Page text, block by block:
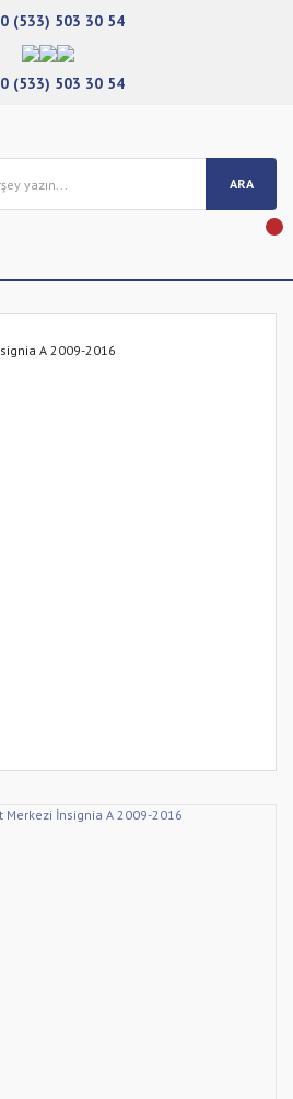
0 (533) 503 30 54
0 (533) 503 30 54
ARA